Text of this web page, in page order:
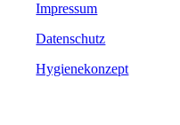
Impressum
Datenschutz
Hygienekonzept